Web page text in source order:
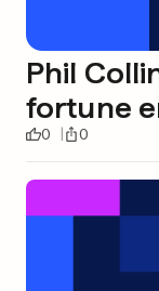
Phil
fortune
0 0